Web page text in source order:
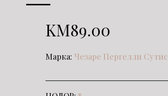
KM89.00
Марка: Чезаре Пергелли Сутис